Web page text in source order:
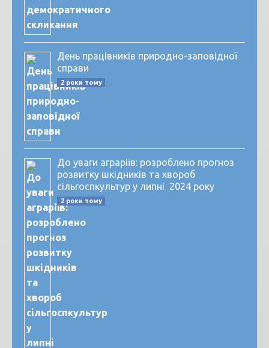
День працівників природно-заповідної
справи
2 роки тому
До уваги аграріїв: розроблено прогноз
розвитку шкідників та хвороб
сільгоспкультур у липні 2024 року
2 роки тому